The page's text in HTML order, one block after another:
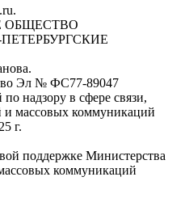
ОБЩЕСТВО
Эл № ФС77-89047
надзору в сфере связи,
массовых коммуникаций
г.
поддержке Министерства
коммуникаций